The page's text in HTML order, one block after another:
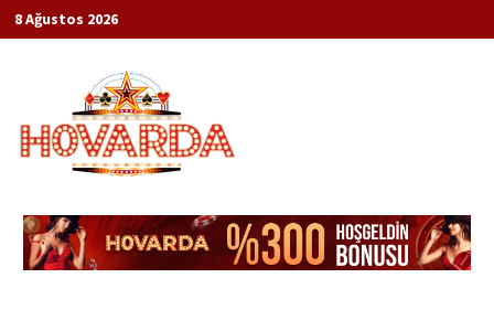
İçeriğe
geç
8 Ağustos 2026